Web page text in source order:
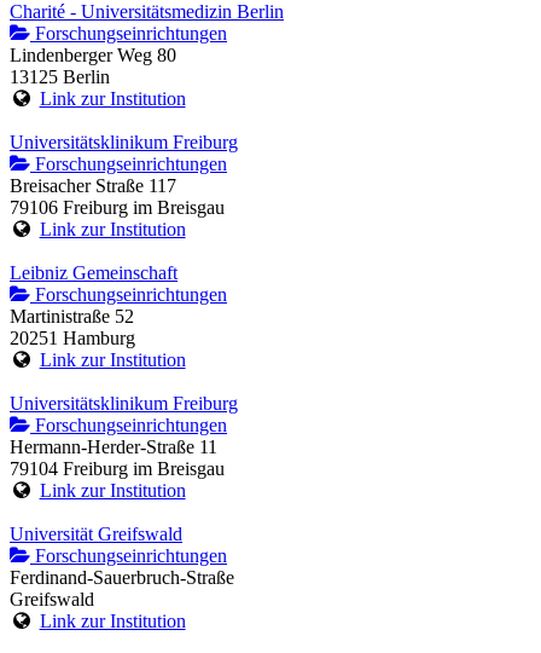
Charité - Universitätsmedizin Berlin
Forschungseinrichtungen
Lindenberger Weg 80
13125 Berlin
Link zur Institution
Universitätsklinikum Freiburg
Forschungseinrichtungen
Breisacher Straße 117
79106 Freiburg im Breisgau
Link zur Institution
Leibniz Gemeinschaft
Forschungseinrichtungen
Martinistraße 52
20251 Hamburg
Link zur Institution
Universitätsklinikum Freiburg
Forschungseinrichtungen
Hermann-Herder-Straße 11
79104 Freiburg im Breisgau
Link zur Institution
Universität Greifswald
Forschungseinrichtungen
Ferdinand-Sauerbruch-Straße
Greifswald
Link zur Institution